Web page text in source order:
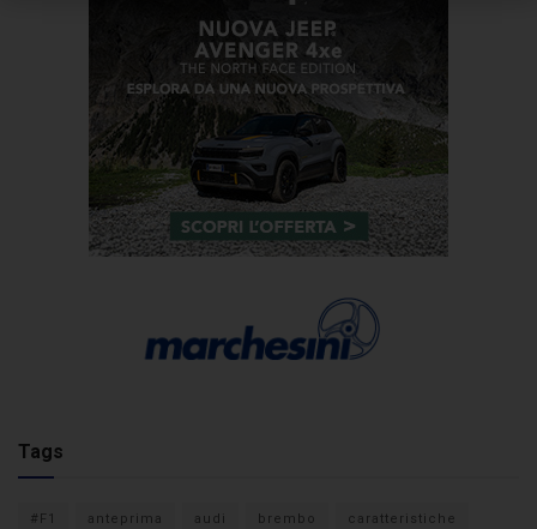
Tags
#F1 anteprima audi brembo caratteristiche